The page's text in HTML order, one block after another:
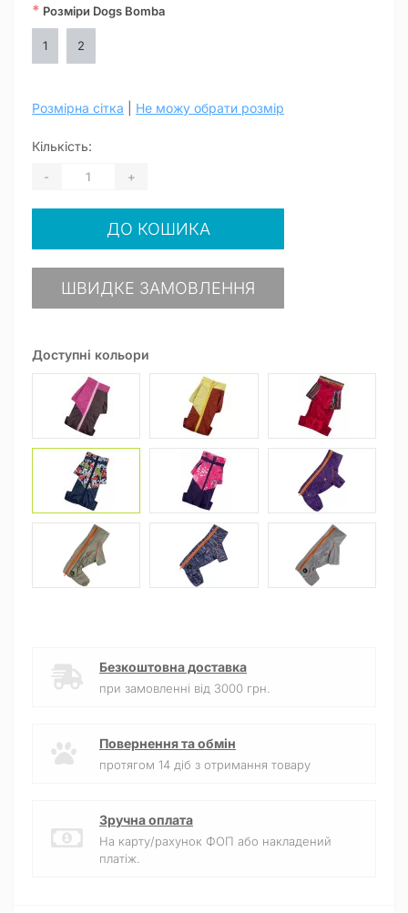
Доступні кольори
* Розміри Dogs Bomba
1 2
Розмірна сітка Не можу обрати розмір
Кількість:
- +
ДО КОШИКА
ШВИДКЕ ЗАМОВЛЕННЯ
Безкоштовна доставка
при замовленні від 3000 грн.
Повернення та обмін
протягом 14 діб з отримання товару
Зручна оплата
На карту/рахунок ФОП або накладений
платіж.